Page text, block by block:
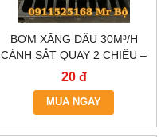
BƠM XĂNG DẦU 30M³/H
CÁNH SẮT QUAY 2 CHIỀU –
CÓ SẴN TẠI HÀ NỘI &
20 đ
MUA NGAY